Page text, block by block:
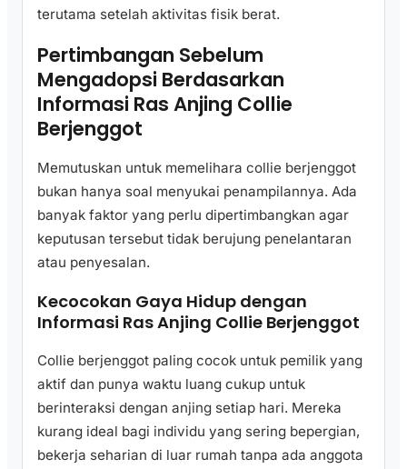
terutama setelah aktivitas fisik berat.
Pertimbangan Sebelum
Mengadopsi Berdasarkan
Informasi Ras Anjing Collie
Berjenggot
Memutuskan untuk memelihara collie berjenggot
bukan hanya soal menyukai penampilannya. Ada
banyak faktor yang perlu dipertimbangkan agar
keputusan tersebut tidak berujung penelantaran
atau penyesalan.
Kecocokan Gaya Hidup dengan
Informasi Ras Anjing Collie Berjenggot
Collie berjenggot paling cocok untuk pemilik yang
aktif dan punya waktu luang cukup untuk
berinteraksi dengan anjing setiap hari. Mereka
kurang ideal bagi individu yang sering bepergian,
bekerja seharian di luar rumah tanpa ada anggota